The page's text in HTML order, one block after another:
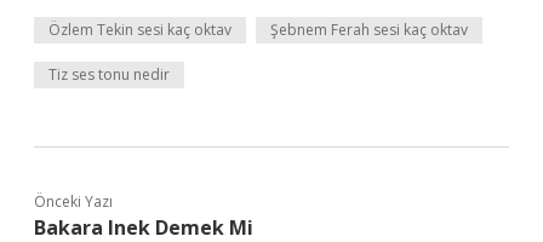
Özlem Tekin sesi kaç oktav Şebnem Ferah sesi kaç oktav
Tiz ses tonu nedir
Önceki Yazı
Bakara Inek Demek Mi